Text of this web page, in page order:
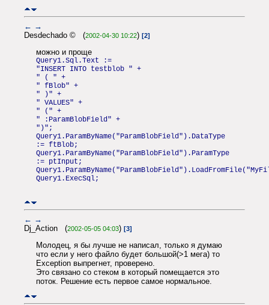
← →
Desdechado © (2002-04-30 10:22) [2]
можно и проще
Query1.Sql.Text :=
"INSERT INTO testblob " +
" ( " +
" fBlob" +
" )" +
" VALUES" +
" (" +
" :ParamBlobField" +
")";
Query1.ParamByName("ParamBlobField").DataType
:= ftBlob;
Query1.ParamByName("ParamBlobField").ParamType
:= ptInput;
Query1.ExecSql;
← →
Dj_Action (2002-05-05 04:03) [3]
Молодец, я бы лучше не написал, только я думаю
что если у него файло будет большой(>1 мега) то
Exception выпрегнет, проверено.
Это связано со стеком в который помещается это
поток. Решение есть первое самое нормальное.